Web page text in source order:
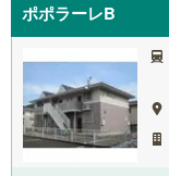
ポポラーレB